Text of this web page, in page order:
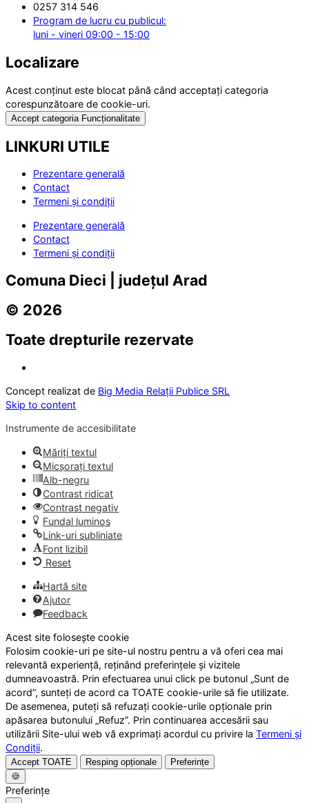
0257 314 546
Program de lucru cu publicul:
luni - vineri 09:00 - 15:00
Localizare
Acest conținut este blocat până când acceptați categoria
corespunzătoare de cookie-uri.
Accept categoria Funcționalitate
LINKURI UTILE
Prezentare generală
Contact
Termeni și condiții
Prezentare generală
Contact
Termeni și condiții
Comuna Dieci | județul Arad
© 2026
Toate drepturile rezervate
Concept realizat de Big Media Relații Publice SRL
Skip to content
Instrumente de accesibilitate
Măriți textul
Micșorați textul
Alb-negru
Contrast ridicat
Contrast negativ
Fundal luminos
Link-uri subliniate
Font lizibil
Reset
Hartă site
Ajutor
Feedback
Acest site folosește cookie
Folosim cookie-uri pe site-ul nostru pentru a vă oferi cea mai
relevantă experiență, reținând preferințele și vizitele
dumneavoastră. Prin efectuarea unui click pe butonul „Sunt de
acord”, sunteți de acord ca TOATE cookie-urile să fie utilizate.
De asemenea, puteți să refuzați cookie-urile opționale prin
apăsarea butonului „Refuz”. Prin continuarea accesării sau
utilizării Site-ului web vă exprimați acordul cu privire la Termeni și
Condiții.
Accept TOATE Resping opționale
Preferințe
🍪
Preferințe